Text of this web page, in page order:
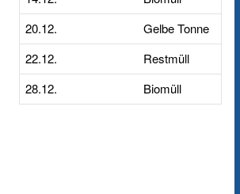
20.12.
Gelbe Tonne
22.12.
Restmüll
28.12.
Biomüll